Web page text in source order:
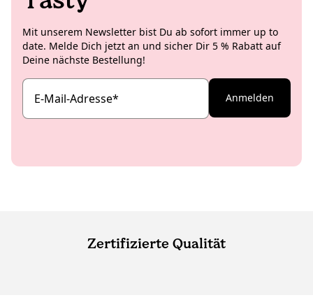
Mit unserem Newsletter bist Du ab sofort immer up to
date. Melde Dich jetzt an und sicher Dir 5 % Rabatt auf
Deine nächste Bestellung!
E-Mail-Adresse* Anmelden
Zertifizierte Qualität